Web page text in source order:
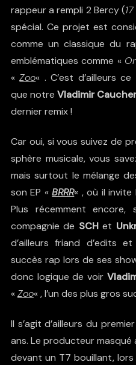
rappeur a rempli 2 Bercy (
spécial. Ce projet est
comme un classique du
emblématiques comme «
«Zoo« . C’est d’ailleurs
que notreVladimir
dernier remix !
Car oui, si vous suivez de
sphère musicale, vous
mais surtout le mélange
son EP «BRRR« , où il
Plus récemment
compagnie de SCHet
d’ailleurs friand d’edits
succès rap lors de ses
donc logique de voir
«Zoo« , l’un des plus gros
Il s’agit d’ailleurs du
ans. Le producteur masqué
devant un T7 bouillant, lors